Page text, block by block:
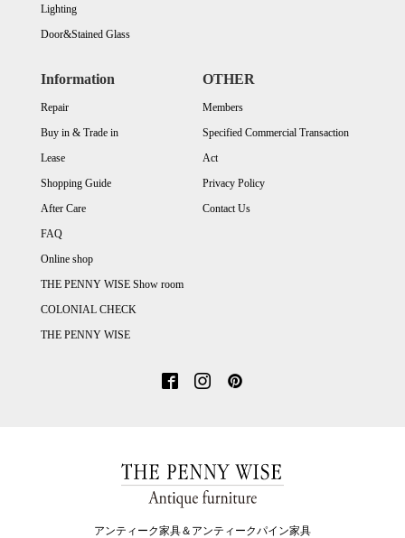
Lighting
Door&Stained Glass
Information
Repair
Buy in & Trade in
Lease
Shopping Guide
After Care
FAQ
Online shop
THE PENNY WISE Show room
COLONIAL CHECK
THE PENNY WISE
OTHER
Members
Specified Commercial Transaction
Act
Privacy Policy
Contact Us
アンティーク家具＆アンティークパイン家具